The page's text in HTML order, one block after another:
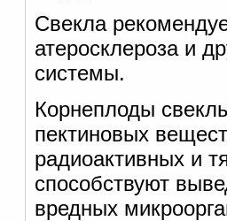
Свекла
атеросклероза и
системы.
Корнеплоды
пектиновых
радиоактивных и
способствуют
вредных